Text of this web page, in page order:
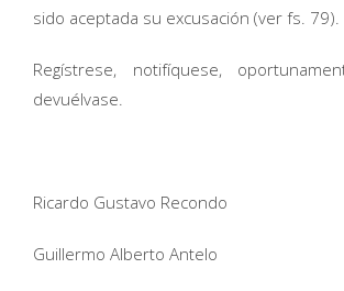
sido aceptada su excusación (ver fs. 79).
Regístrese, notifíquese,
devuélvase.
Ricardo Gustavo Recondo
Guillermo Alberto Antelo